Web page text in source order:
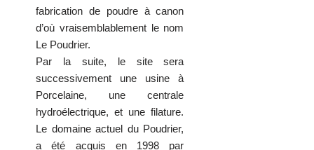
fabrication de poudre à canon
d’où vraisemblablement le nom
Le Poudrier.
Par la suite, le site sera
successivement une usine à
Porcelaine, une centrale
hydroélectrique, et une filature.
Le domaine actuel du Poudrier,
a été acquis en 1998 par